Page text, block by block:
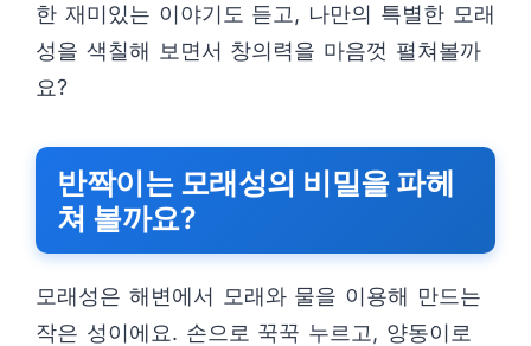
한 재미있는 이야기도 듣고, 나만의 특별한 모래
성을 색칠해 보면서 창의력을 마음껏 펼쳐볼까
요?
반짝이는 모래성의 비밀을 파헤
쳐 볼까요?
모래성은 해변에서 모래와 물을 이용해 만드는
작은 성이에요. 손으로 꾹꾹 누르고, 양동이로